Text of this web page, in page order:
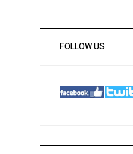
FOLLOW US